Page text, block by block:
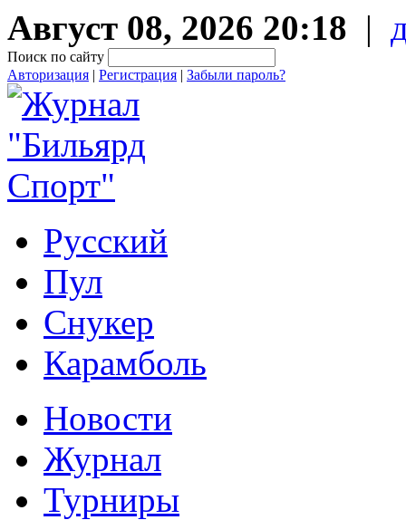
Август 08, 2026 20:18 |
Поиск по сайту
Авторизация | Регистрация | Забыли пароль?
Русский
Пул
Снукер
Карамболь
Новости
Журнал
Турниры